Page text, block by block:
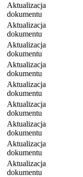
Aktualizacja
dokumentu
Aktualizacja
dokumentu
Aktualizacja
dokumentu
Aktualizacja
dokumentu
Aktualizacja
dokumentu
Aktualizacja
dokumentu
Aktualizacja
dokumentu
Aktualizacja
dokumentu
Aktualizacja
dokumentu